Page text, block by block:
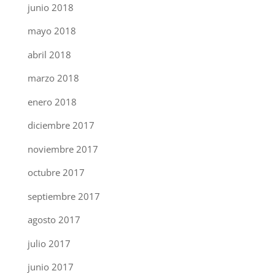
junio 2018
mayo 2018
abril 2018
marzo 2018
enero 2018
diciembre 2017
noviembre 2017
octubre 2017
septiembre 2017
agosto 2017
julio 2017
junio 2017